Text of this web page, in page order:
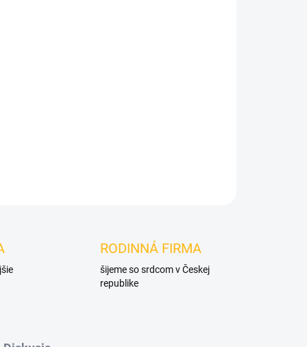
RODINNÁ FIRMA
šijeme so srdcom v Českej
republike